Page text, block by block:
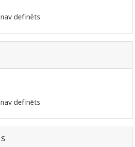
definēts
definēts